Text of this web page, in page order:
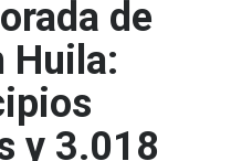
de
Huila:
y 3.018